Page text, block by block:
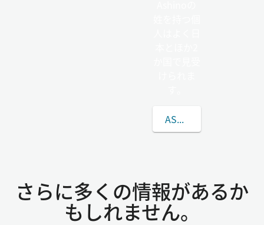
ASHINOの姓について
さらに多くの情報があるか
もしれません。